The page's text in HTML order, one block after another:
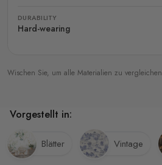
DURABILITY
Hard-wearing
Wischen Sie, um alle Materialien zu vergleichen
Vorgestellt in:
Blätter Vintage